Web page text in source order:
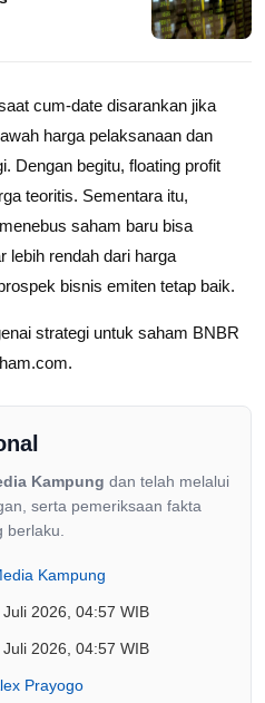
cum-date disarankan jika
harga pelaksanaan dan
Dengan begitu, floating profit
teoritis. Sementara itu,
saham baru bisa
lebih rendah dari harga
bisnis emiten tetap baik.
strategi untuk saham BNBR
Kampung dan telah melalui
serta pemeriksaan fakta
berlaku.
Kampung
Juli 2026, 04:57 WIB
Juli 2026, 04:57 WIB
Prayogo